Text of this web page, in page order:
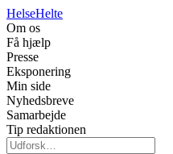
HelseHelte
Om os
Få hjælp
Presse
Eksponering
Min side
Nyhedsbreve
Samarbejde
Tip redaktionen